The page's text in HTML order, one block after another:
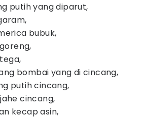
putih yang diparut,
bubuk,
bombai yang di cincang,
putih cincang,
cincang,
kecap asin,